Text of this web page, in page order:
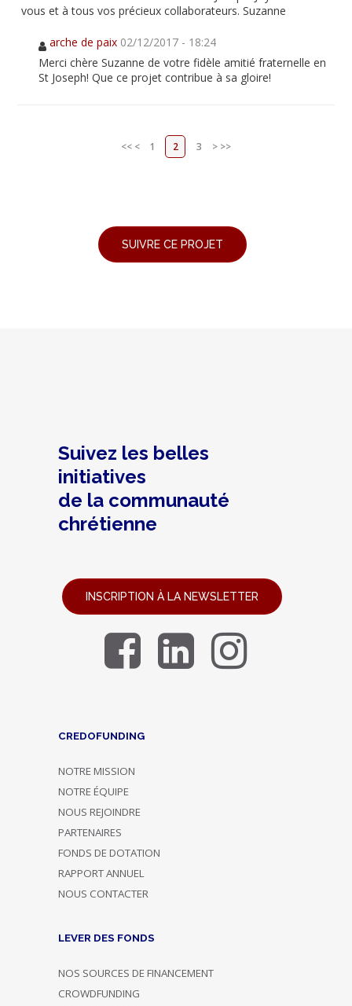
vous et à tous vos précieux collaborateurs. Suzanne
arche de paix 02/12/2017 - 18:24
Merci chère Suzanne de votre fidèle amitié fraternelle en
St Joseph! Que ce projet contribue à sa gloire!
<< < 1 2 3 > >>
Suivez les belles
initiatives
de la communauté
chrétienne
INSCRIPTION À LA NEWSLETTER
CREDOFUNDING
NOTRE MISSION
NOTRE ÉQUIPE
NOUS REJOINDRE
PARTENAIRES
FONDS DE DOTATION
RAPPORT ANNUEL
NOUS CONTACTER
LEVER DES FONDS
NOS SOURCES DE FINANCEMENT
CROWDFUNDING